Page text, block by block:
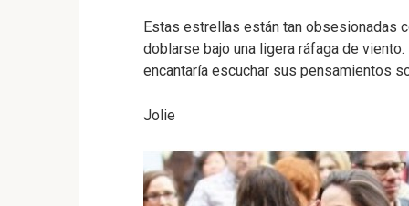
Estas estrellas están tan obsesionadas
doblarse bajo una ligera ráfaga de
encantaría escuchar sus pensamientos
Jolie